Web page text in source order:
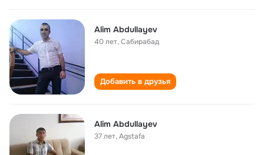
Alim Abdullayev
40 лет,Сабирабад
Добавить в друзья
Alim Abdullayev
37 лет,Agstafa